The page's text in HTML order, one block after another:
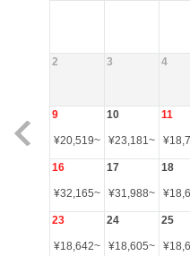
2 3 4
9
¥20,519~
10
¥23,181~
11
¥
16
¥32,165~
17
¥31,988~
18
¥
23
¥18,642~
24
¥18,605~
25
¥